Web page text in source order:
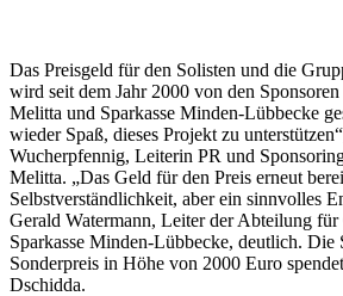
Das Preisgeld für den Solisten und die
wird seit dem Jahr 2000 von den
Melitta und Sparkasse Minden-Lübbecke
wieder Spaß, dieses Projekt zu
Wucherpfennig, Leiterin PR und
Melitta. „Das Geld für den Preis erneut
Selbstverständlichkeit, aber ein sinnvolles
Gerald Watermann, Leiter der Abteilung
Sparkasse Minden-Lübbecke, deutlich. Die
Sonderpreis in Höhe von 2000 Euro
Dschidda.